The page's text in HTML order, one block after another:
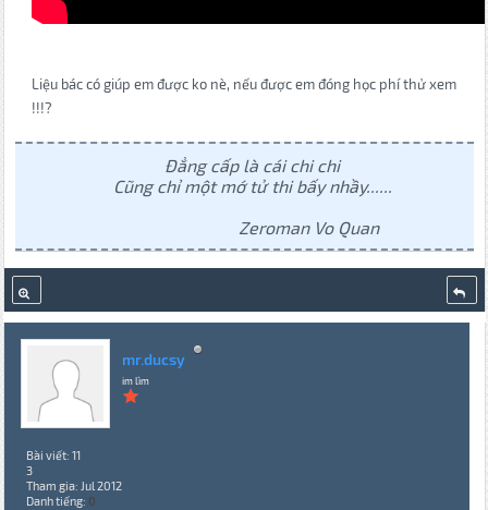
Liệu bác có giúp em được ko nè, nếu được em đóng học phí thử xem
!!!?
Đẳng cấp là cái chi chi
Cũng chỉ một mớ tử thi bấy nhầy......
Zeroman Vo Quan
mr.ducsy
im lìm
Bài viết: 11
3
Tham gia: Jul 2012
Danh tiếng: 0